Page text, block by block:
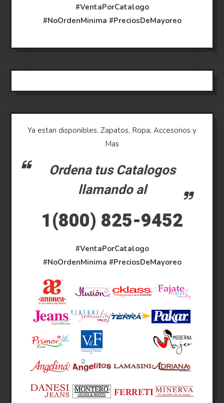
#VentaPorCatalogo
#NoOrdenMinima #PreciosDeMayoreo
Ya estan disponibles. Zapatos, Ropa, Accesorios y
Mas
Ordena tus Catalogos
llamando al
1(800) 825-9452
#VentaPorCatalogo
#NoOrdenMinima #PreciosDeMayoreo